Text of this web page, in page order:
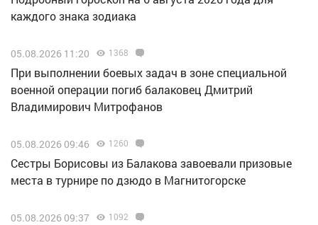
каждого знака зодиака
05.08.2026 11:20 1368
При выполнении боевых задач в зоне специальной
военной операции погиб балаковец Дмитрий
Владимирович Митрофанов
05.08.2026 09:46 1260
Сестры Борисовы из Балакова завоевали призовые
места в турнире по дзюдо в Магнитогорске
05.08.2026 09:37 1092